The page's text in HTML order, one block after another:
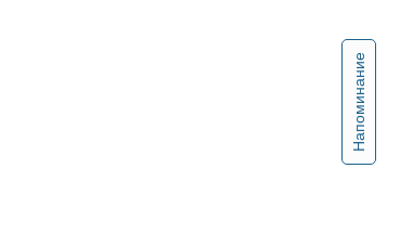
Напоминание